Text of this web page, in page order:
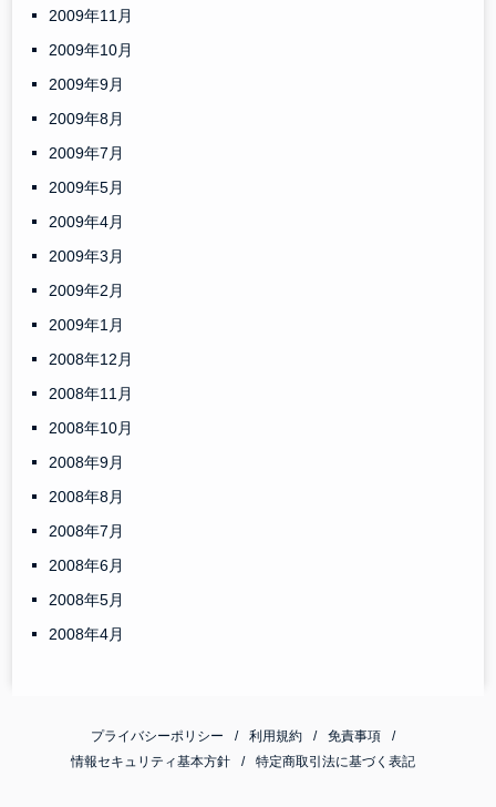
2009年11月
2009年10月
2009年9月
2009年8月
2009年7月
2009年5月
2009年4月
2009年3月
2009年2月
2009年1月
2008年12月
2008年11月
2008年10月
2008年9月
2008年8月
2008年7月
2008年6月
2008年5月
2008年4月
プライバシーポリシー 利用規約
免責事項
情報セキュリティ基本方針
特定商取引法に基づく表記